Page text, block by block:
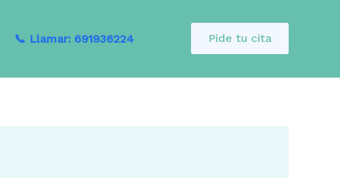
📞 Llamar: 691936224 Pide tu cita